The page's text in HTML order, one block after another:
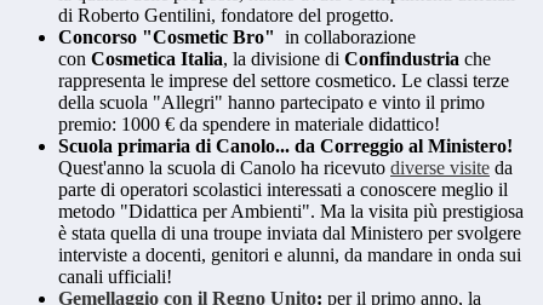
di Roberto Gentilini, fondatore del progetto.
Concorso "Cosmetic Bro" in collaborazione
con Cosmetica Italia, la divisione di Confindustria che
rappresenta le imprese del settore cosmetico. Le classi terze
della scuola "Allegri" hanno partecipato e vinto il primo
premio: 1000 € da spendere in materiale didattico!
Scuola primaria di Canolo... da Correggio al Ministero!
Quest'anno la scuola di Canolo ha ricevuto diverse visite da
parte di operatori scolastici interessati a conoscere meglio il
metodo "Didattica per Ambienti". Ma la visita più prestigiosa
è stata quella di una troupe inviata dal Ministero per svolgere
interviste a docenti, genitori e alunni, da mandare in onda sui
canali ufficiali!
Gemellaggio con il Regno Unito: per il primo anno, la